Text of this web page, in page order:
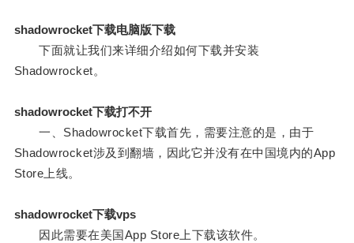
shadowrocket下载电脑版下载
下面就让我们来详细介绍如何下载并安装
Shadowrocket。
shadowrocket下载打不开
一、Shadowrocket下载首先，需要注意的是，由于
Shadowrocket涉及到翻墙，因此它并没有在中国境内的App
Store上线。
shadowrocket下载vps
因此需要在美国App Store上下载该软件。